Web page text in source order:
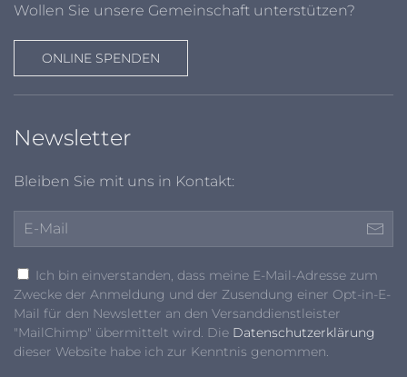
Wollen Sie unsere Gemeinschaft unterstützen?
ONLINE SPENDEN
Newsletter
Bleiben Sie mit uns in Kontakt:
Ich bin einverstanden, dass meine E-Mail-Adresse zum
Zwecke der Anmeldung und der Zusendung einer Opt-in-E-
Mail für den Newsletter an den Versanddienstleister
"MailChimp" übermittelt wird. Die Datenschutzerklärung
dieser Website habe ich zur Kenntnis genommen.